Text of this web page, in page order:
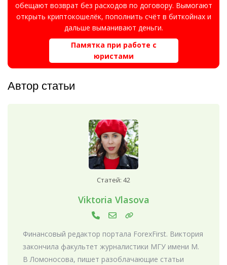
обещают возврат без расходов по договору. Вымогают
открыть криптокошелёк, пополнить счёт в биткойнах и
дальше выманивают деньги.
Памятка при работе с
юристами
Автор статьи
Статей: 42
Viktoria Vlasova
Финансовый редактор портала ForexFirst. Виктория
закончила факультет журналистики МГУ имени М.
В Ломоносова, пишет разоблачающие статьи